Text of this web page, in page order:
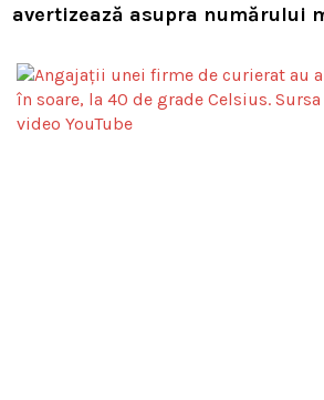
avertizează asupra numărului